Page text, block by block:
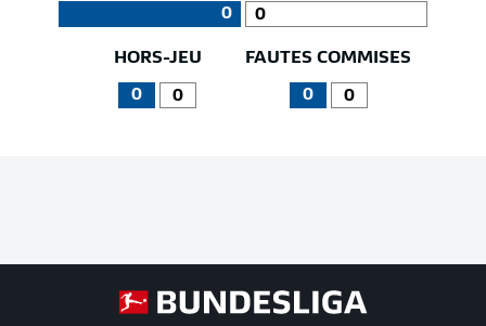
0 0
HORS-JEU
0 0
FAUTES COMMISES
0 0